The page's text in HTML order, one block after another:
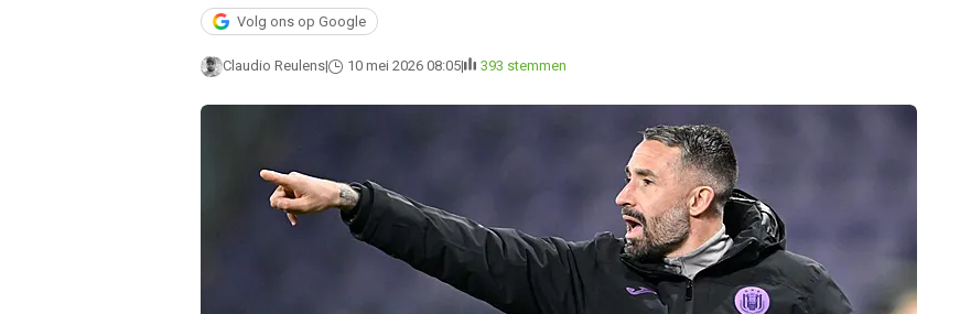
Volg ons op Google
Claudio Reulens 10 mei 2026 08:05 393 stemmen